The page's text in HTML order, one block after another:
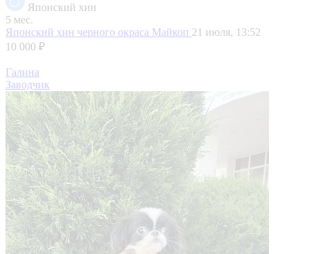
Японский хин
5 мес.
Японский хин черного окраса Майкоп 21 июля, 13:52
10 000 ₽
Галина
Заводчик